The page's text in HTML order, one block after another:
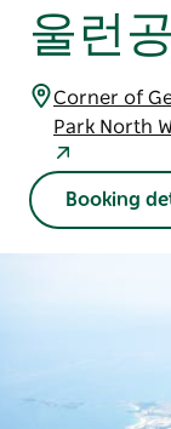
울런공
Corner of
Park North
Booking